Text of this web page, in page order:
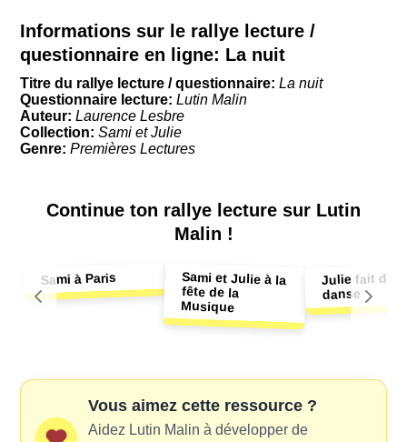
Informations sur le rallye lecture /
questionnaire en ligne: La nuit
Titre du rallye lecture / questionnaire:La nuit
Questionnaire lecture:Lutin Malin
Auteur:Laurence Lesbre
Collection:Sami et Julie
Genre:Premières Lectures
Continue ton rallye lecture sur Lutin
Malin !
Sami à Paris Sami et Julie à la
fête de la
Musique
Julie fait de
danse
Vous aimez cette ressource ?
Aidez Lutin Malin à développer de